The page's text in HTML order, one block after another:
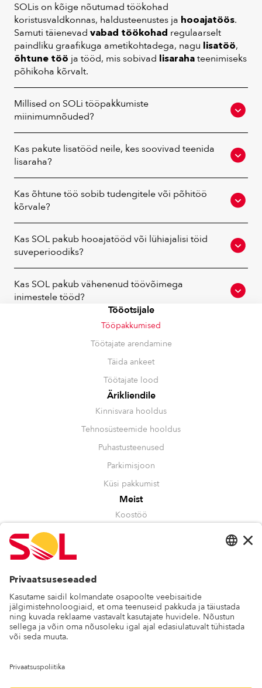
SOLis on kõige nõutumad töökohad
koristusvaldkonnas, haldusteenustes ja hooajatöös.
Samuti täienevad vabad töökohad regulaarselt
paindliku graafikuga ametikohtadega, nagu lisatöö,
õhtune töö ja tööd, mis sobivad lisaraha teenimiseks
põhikoha kõrvalt.
Millised on SOLi tööpakkumiste
miinimumnõuded?
Kas pakute lisatööd neile, kes soovivad teenida
lisaraha?
Kas õhtune töö sobib tudengitele või põhitöö
kõrvale?
Kas SOL pakub hooajatööd või lühiajalisi töid
suveperioodiks?
Kas SOL pakub vähenenud töövõimega
inimestele tööd?
Tööotsijale
Tööpakkumised
Töötajate arendamine
Täida ankeet
Töötajate lood
Ärikliendile
Kinnisvara hooldus
Tehnosüsteemide hooldus
Puhastusteenused
Parkimisjoon
Küsi pakkumist
Meist
Koostöö
Kontakt
Blogi